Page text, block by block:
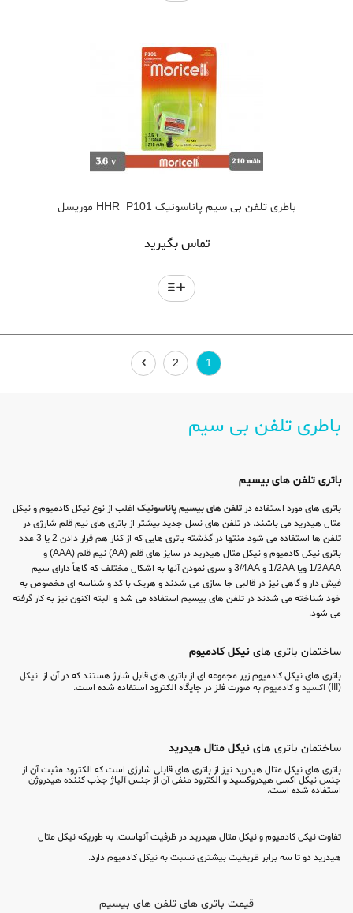
باطری تلفن بی سیم پاناسونیک HHR_P101 موریسل
تماس بگیرید
1
2
باطری تلفن بی سیم
باتری تلفن های بیسیم
باتری های مورد استفاده در تلفن های بیسیم پاناسونیک اغلب از نوع نیکل کادمیوم و نیکل
متال هیدرید می باشند. در تلفن های نسل جدید بیشتر از باتری های نیم قلم شارژی در
تلفن ها استفاده می شود منتها در گذشته باتری هایی که از کنار هم قرار دادن 2 یا 3 عدد
باتری نیکل کادمیوم و نیکل متال هیدرید در سایز های قلم (AA) نیم قلم (AAA) و
1/2AAA ویا 1/2AA و 3/4AA و سری نمودن آنها به اشکال مختلف که گاهاً دارای سیم
فیش دار و گاهی نیز در قالبی جا سازی می شدند و هریک با کد و شناسه ای مخصوص به
خود شناخته می شدند در تلفن های بیسیم استفاده می شد و البته اکنون نیز به کار گرفته
می شود.
ساختمان باتری های نیکل کادمیوم
باتری های نیکل کادمیوم زیر مجموعه ای از باتری های قابل شارژ هستند که در آن از نیکل
(III) اکسید
وکادمیومبه صورت فلز در جایگاه الکترود استفاده شده است.
ساختمان باتری های نیکل متال هیدرید
باتری های نیکل متال هیدرید نیز از باتری های قابلی شارژی است که الکترود مثبت آن از
جنس نیکل اکسی هیدروکسید و الکترود منفی آن از جنس آلیاژ جذب کننده هیدروژن
استفاده شده است.
تفاوت نیکل کادمیوم و نیکل متال هیدرید در ظرفیت آنهاست. به طوریکه نیکل متال
هیدرید دو تا سه برابر ظریفیت بیشتری نسبت به نیکل کادمیوم دارد.
قیمت باتری های تلفن های بیسیم